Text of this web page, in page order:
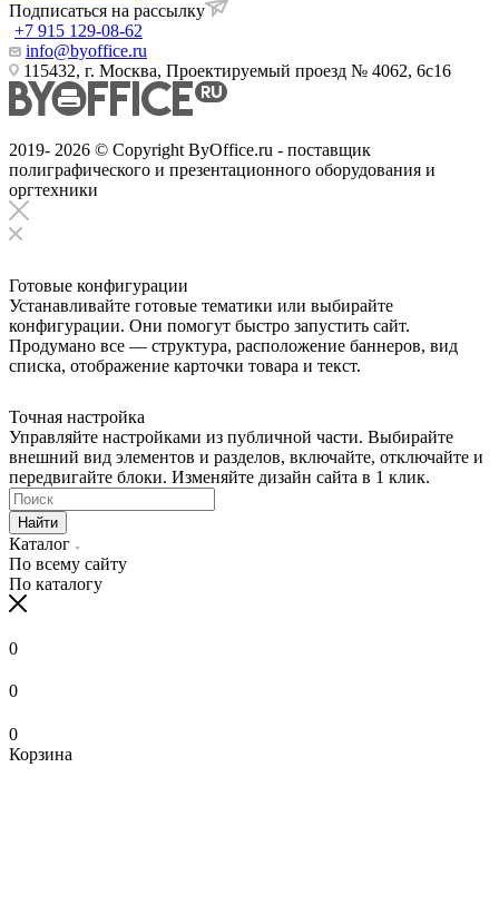
Подписаться на рассылку
+7 915 129-08-62
info@byoffice.ru
115432, г. Москва, Проектируемый проезд № 4062, 6с16
2019- 2026 © Copyright ByOffice.ru - поставщик
полиграфического и презентационного оборудования и
оргтехники
Готовые конфигурации
Устанавливайте готовые тематики или выбирайте
конфигурации. Они помогут быстро запустить сайт.
Продумано все — структура, расположение баннеров, вид
списка, отображение карточки товара и текст.
Точная настройка
Управляйте настройками из публичной части. Выбирайте
внешний вид элементов и разделов, включайте, отключайте и
передвигайте блоки. Изменяйте дизайн сайта в 1 клик.
Найти
Каталог
По всему сайту
По каталогу
0
0
0
Корзина